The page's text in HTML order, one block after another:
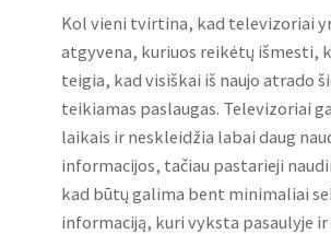
Kol vieni tvirtina, kad televizoriai
atgyvena, kuriuos reikėtų išmesti,
teigia, kad visiškai iš naujo atrado
teikiamas paslaugas. Televizoriai
laikais ir neskleidžia labai daug
informacijos, tačiau pastarieji
kad būtų galima bent minimaliai
informaciją, kuri vyksta pasaulyje ir